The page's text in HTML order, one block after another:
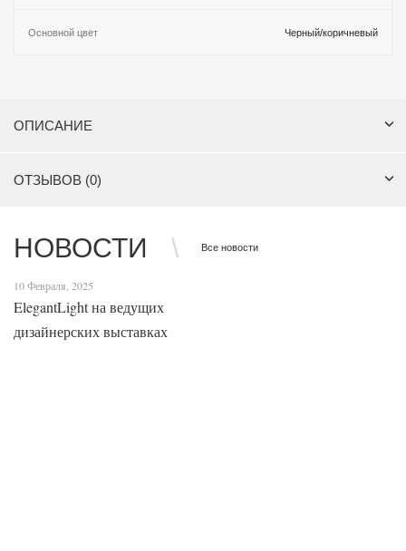
Основной цвет Черный/коричневый
ОПИСАНИЕ
ОТЗЫВОВ (0)
НОВОСТИ Все новости
10 Февраля, 2025
ElegantLight на ведущих
дизайнерских выставках